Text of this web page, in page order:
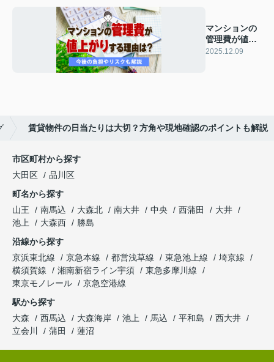
マンションの
管理費が値上
がりする理由
2025.12.09
賃貸物件の日当たりは大切？方角や現地確認のポイントも解説
市区町村から探す
大田区
品川区
町名から探す
山王
南馬込 大森北 南大井 中央 西蒲田
大井
池上
大森西
勝島
沿線から探す
京浜東北線
京急本線 都営浅草線 東急池上線
埼京線
横須賀線
湘南新宿ライン宇須
東急多摩川線
東京モノレール
京急空港線
駅から探す
大森
西馬込 大森海岸 池上 馬込 平和島
西大井
立会川
蒲田 蓮沼